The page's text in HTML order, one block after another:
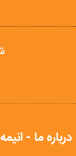
درباره ما -